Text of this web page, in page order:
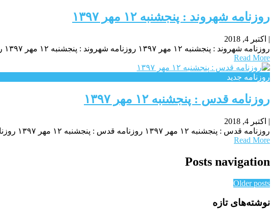
روزنامه شهروند : پنجشنبه ۱۲ مهر ۱۳۹۷
| اکتبر 4, 2018
روزنامه شهروند : پنجشنبه ۱۲ مهر ۱۳۹۷ روزنامه شهروند : پنجشنبه ۱۲ مهر ۱۳۹۷ روزنامه شهروند : پنجشنبه ۱۲ مهر ۱۳۹۷
Read More
روزنامه جدید
روزنامه قدس : پنجشنبه ۱۲ مهر ۱۳۹۷
| اکتبر 4, 2018
روزنامه قدس : پنجشنبه ۱۲ مهر ۱۳۹۷ روزنامه قدس : پنجشنبه ۱۲ مهر ۱۳۹۷ روزنامه قدس : پنجشنبه ۱۲ مهر ۱۳۹۷
Read More
Posts navigation
Older posts
نوشته‌های تازه